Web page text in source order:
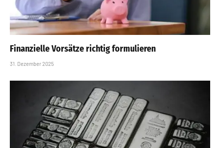
Finanzielle Vorsätze richtig formulieren
31. Dezember 2025